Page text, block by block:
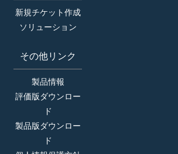
新規チケット作成
ソリューション
その他リンク
製品情報
評価版ダウンロー
ド
製品版ダウンロー
ド